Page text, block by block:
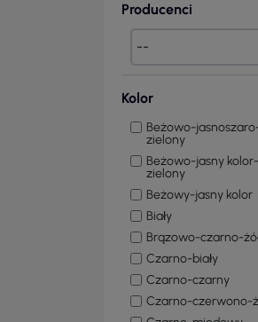
Producenci
Kolor
Beżowo-
zielony
Beżowo-jasny kolor-
zielony
Beżowy-jasny kolor
Biały
Brązowo-czarno-
Czarno-biały
Czarno-czarny
Czarno-czerwono-